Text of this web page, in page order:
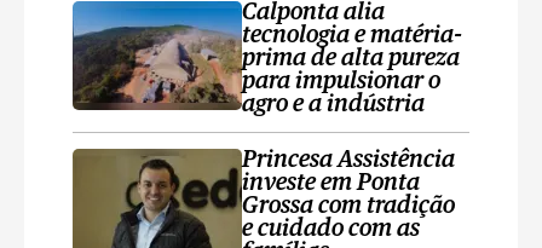
Calponta alia
tecnologia e matéria-
prima de alta pureza
para impulsionar o
agro e a indústria
Princesa Assistência
investe em Ponta
Grossa com tradição
e cuidado com as